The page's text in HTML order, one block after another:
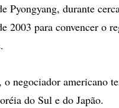
Pyongyang, durante
2003 para convencer o
negociador americano
do Sul e do Japão.